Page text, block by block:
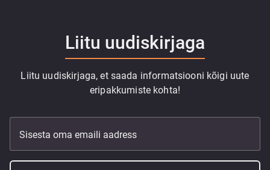
Liitu uudiskirjaga
Liitu uudiskirjaga, et saada informatsiooni kõigi uute
eripakkumiste kohta!
Sisesta oma emaili aadress